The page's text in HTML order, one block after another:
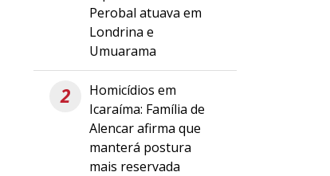
Perobal atuava em
Londrina e
Umuarama
2
Homicídios em
Icaraíma: Família de
Alencar afirma que
manterá postura
mais reservada